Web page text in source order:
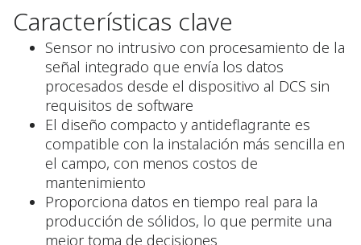
Características clave
Sensor no intrusivo con procesamiento de la
señal integrado que envía los datos
procesados desde el dispositivo al DCS sin
requisitos de software
El diseño compacto y antideflagrante es
compatible con la instalación más sencilla en
el campo, con menos costos de
mantenimiento
Proporciona datos en tiempo real para la
producción de sólidos, lo que permite una
mejor toma de decisiones